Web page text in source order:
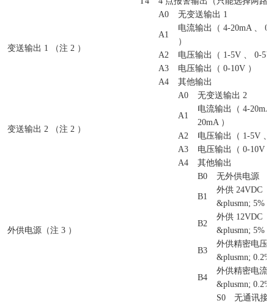
变送输出 1 （注 2 ）
A0 无变送输出 1
A1
电流输出（ 4-20mA 、
）
A2
电压输出（ 1-5V 、 0-5V
A3
电压输出（ 0-10V ）
A4
其他输出
变送输出 2 （注 2 ）
A0 无变送输出 2
A1
电流输出（ 4-20mA
20mA ）
A2
电压输出（ 1-5V 、
A3
电压输出（ 0-10V
A4
其他输出
外供电源（注 3 ）
B0 无外供电源
B1
外供 24VDC
&plusmn; 5%
B2
外供 12VDC
&plusmn; 5%
B3
外供精密电压
&plusmn;
B4
外供精密电流
&plusmn;
S0
无通讯接